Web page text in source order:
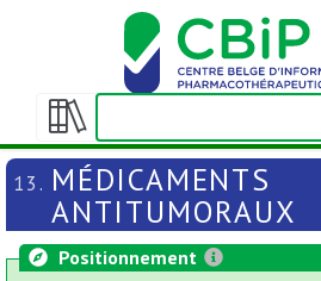
Afficher/masquer
la
table
des
matières
13. MÉDICAMENTS
ANTITUMORAUX
Positionnement